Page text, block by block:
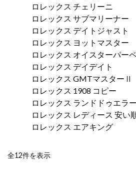
ロレックス チェリーニ
ロレックス サブマリーナー
ロレックス デイトジャスト
ロレックス ヨットマスター
ロレックス オイスターパー
ロレックス デイデイト
ロレックス GMTマスターⅡ
ロレックス 1908 コピー
ロレックス ランドドゥエラー
ロレックス レディース 安い
ロレックス エアキング
全12件を表示新